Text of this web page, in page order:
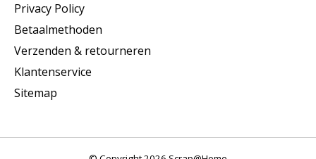
Privacy Policy
Betaalmethoden
Verzenden & retourneren
Klantenservice
Sitemap